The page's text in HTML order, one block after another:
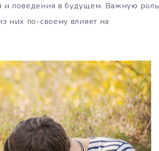
и поведения в будущем. Важную роль
них по-своему влияет на